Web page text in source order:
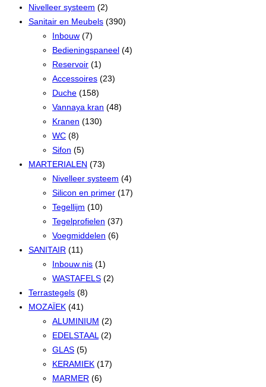
Nivelleer systeem (2)
Sanitair en Meubels (390)
Inbouw (7)
Bedieningspaneel (4)
Reservoir (1)
Accessoires (23)
Duche (158)
Vannaya kran (48)
Kranen (130)
WC (8)
Sifon (5)
MARTERIALEN (73)
Nivelleer systeem (4)
Silicon en primer (17)
Tegellijm (10)
Tegelprofielen (37)
Voegmiddelen (6)
SANITAIR (11)
Inbouw nis (1)
WASTAFELS (2)
Terrastegels (8)
MOZAÏEK (41)
ALUMINIUM (2)
EDELSTAAL (2)
GLAS (5)
KERAMIEK (17)
MARMER (6)